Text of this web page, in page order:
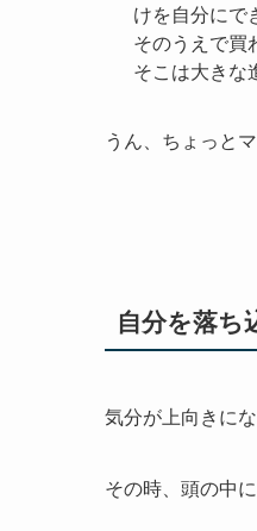
けを自分にで
そのうえで買
そこは大きな
うん、ちょっと
自分を落ち
気分が上向きに
その時、頭の中